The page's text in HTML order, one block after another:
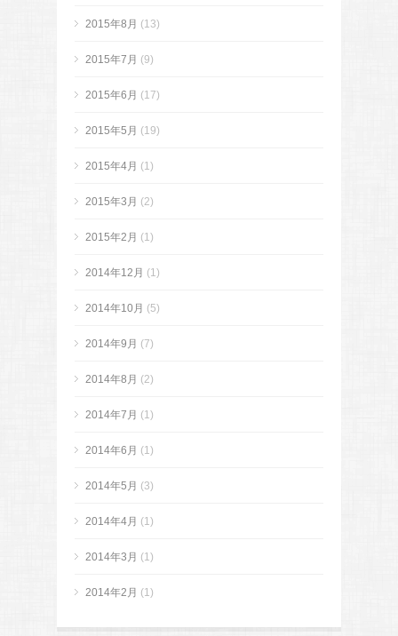
2015年8月 (13)
2015年7月 (9)
2015年6月 (17)
2015年5月 (19)
2015年4月 (1)
2015年3月 (2)
2015年2月 (1)
2014年12月 (1)
2014年10月 (5)
2014年9月 (7)
2014年8月 (2)
2014年7月 (1)
2014年6月 (1)
2014年5月 (3)
2014年4月 (1)
2014年3月 (1)
2014年2月 (1)